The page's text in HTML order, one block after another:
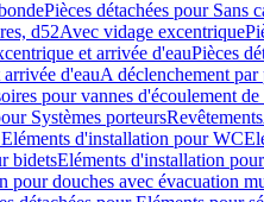
Pièces détachées pour Sans
d52Avec vidage excentrique
et arrivée d'eauPièces
d'eauA déclenchement
pour vannes d'écoulement
Systèmes porteursRevêtements
d'installation pour WC
bidetsEléments d'installation
pour douches avec évacuation